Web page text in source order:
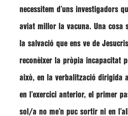
necessitem d’uns investigadors
aviat millor la vacuna. Una cosa
la salvació que ens ve de
reconèixer la pròpia incapacitat
això, en la verbalització dirigida
en l’exercici anterior, el primer
sol/a no me’n puc sortir ni en